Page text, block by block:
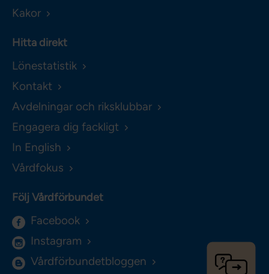
Kakor
Hitta direkt
Lönestatistik
Kontakt
Avdelningar och riksklubbar
Engagera dig fackligt
In English
Vårdfokus
Följ Vårdförbundet
Facebook
Instagram
Vårdförbundetbloggen